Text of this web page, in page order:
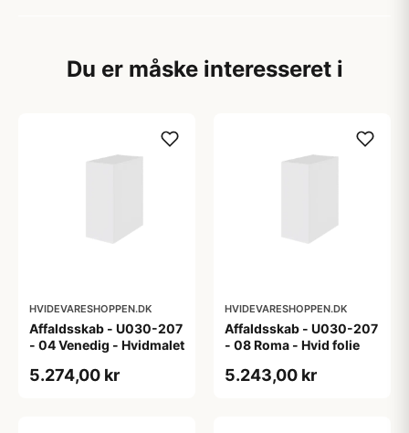
Du er måske interesseret i
HVIDEVARESHOPPEN.DK
Affaldsskab - U030-207
- 04 Venedig - Hvidmalet
5.274,00 kr
HVIDEVARESHOPPEN.DK
Affaldsskab - U030-207
- 08 Roma - Hvid folie
5.243,00 kr